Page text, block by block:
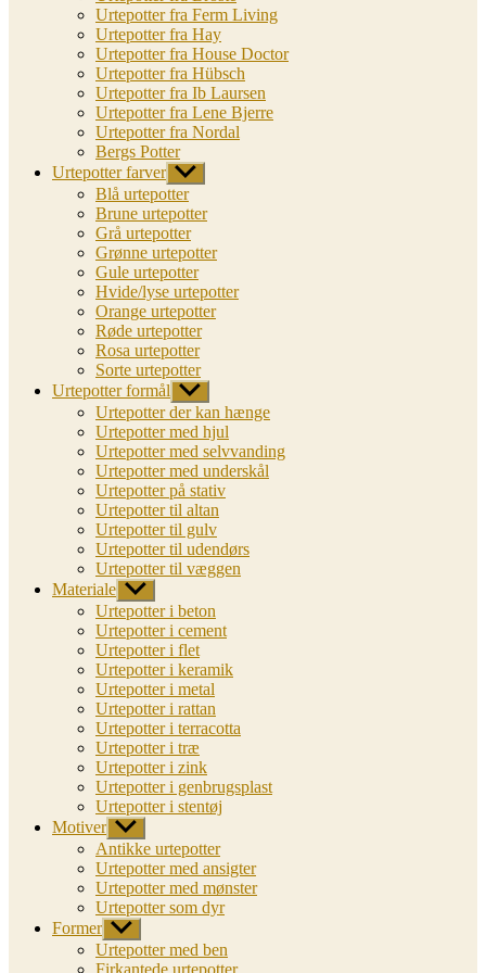
Urtepotter fra Ferm Living
Urtepotter fra Hay
Urtepotter fra House Doctor
Urtepotter fra Hübsch
Urtepotter fra Ib Laursen
Urtepotter fra Lene Bjerre
Urtepotter fra Nordal
Bergs Potter
Urtepotter farver Vis
undermenu
Blå urtepotter
Brune urtepotter
Grå urtepotter
Grønne urtepotter
Gule urtepotter
Hvide/lyse urtepotter
Orange urtepotter
Røde urtepotter
Rosa urtepotter
Sorte urtepotter
Urtepotter formål Vis
undermenu
Urtepotter der kan hænge
Urtepotter med hjul
Urtepotter med selvvanding
Urtepotter med underskål
Urtepotter på stativ
Urtepotter til altan
Urtepotter til gulv
Urtepotter til udendørs
Urtepotter til væggen
Materiale Vis
undermenu
Urtepotter i beton
Urtepotter i cement
Urtepotter i flet
Urtepotter i keramik
Urtepotter i metal
Urtepotter i rattan
Urtepotter i terracotta
Urtepotter i træ
Urtepotter i zink
Urtepotter i genbrugsplast
Urtepotter i stentøj
Motiver Vis
undermenu
Antikke urtepotter
Urtepotter med ansigter
Urtepotter med mønster
Urtepotter som dyr
Former Vis
undermenu
Urtepotter med ben
Firkantede urtepotter